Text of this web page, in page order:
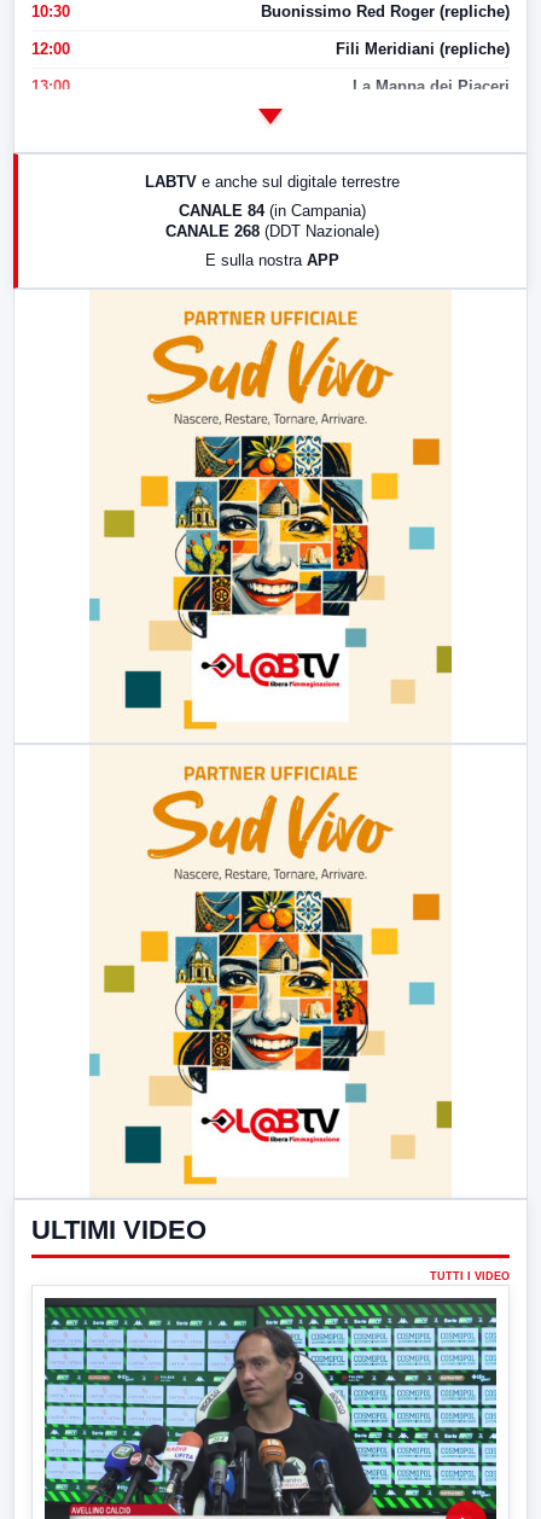
10:30 Buonissimo Red Roger (repliche)
12:00 Fili Meridiani (repliche)
13:00 La Mappa dei Piaceri
17:00 LabNews (replica)
LABTV e anche sul digitale terrestre
CANALE 84 (in Campania)
CANALE 268 (DDT Nazionale)
E sulla nostra APP
ULTIMI VIDEO
TUTTI I VIDEO